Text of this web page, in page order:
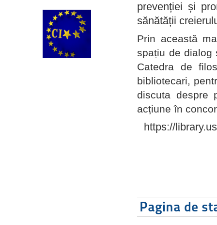
prevenției și
sănătății
Prin această
spațiu de dialog
Catedra de
bibliotecari,
discuta despre
acțiune în
https://
Pagina de